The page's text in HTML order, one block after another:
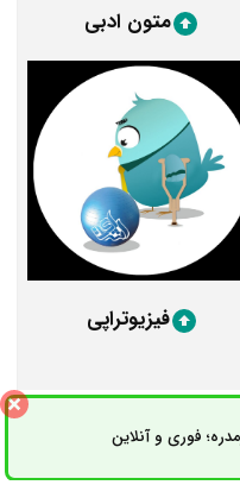
متون ادبی
فیزیوتراپی
فوری و آنلاینثبت سفارش